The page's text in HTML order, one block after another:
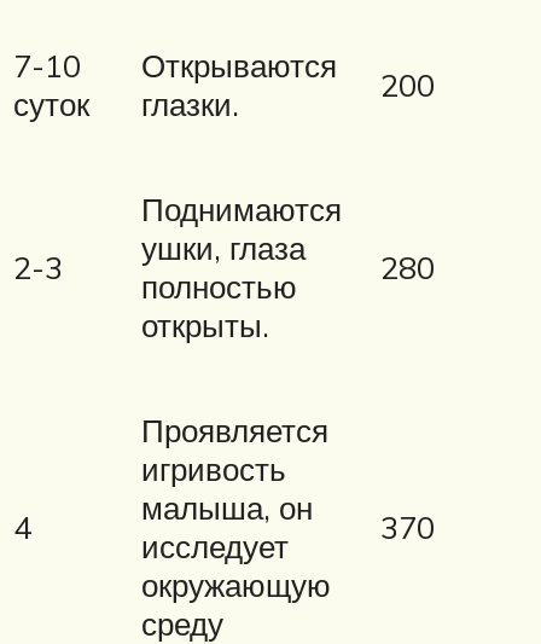
7-10
суток
Открываются
глазки.
200
2-3
Поднимаются
ушки, глаза
полностью
открыты.
280
4
Проявляется
игривость
малыша, он
исследует
окружающую
среду
370